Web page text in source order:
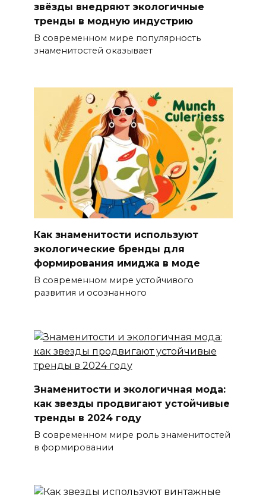
звёзды внедряют экологичные
тренды в модную индустрию
В современном мире популярность
знаменитостей оказывает
Как знаменитости используют
экологические бренды для
формирования имиджа в моде
В современном мире устойчивого
развития и осознанного
Знаменитости и экологичная мода:
как звезды продвигают устойчивые
тренды в 2024 году
В современном мире роль знаменитостей
в формировании